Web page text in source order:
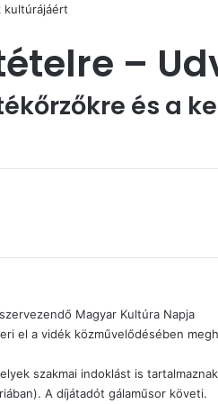
kultúrájáért
–
és a
Magyar Kultúra Napja
el a vidék közművelődésében
szakmai indoklást is tartalmaznak
A díjátadót gálaműsor követi.